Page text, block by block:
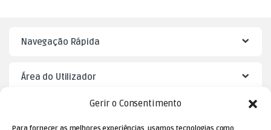
Gerir o Consentimento
Navegação Rápida
Área do Utilizador